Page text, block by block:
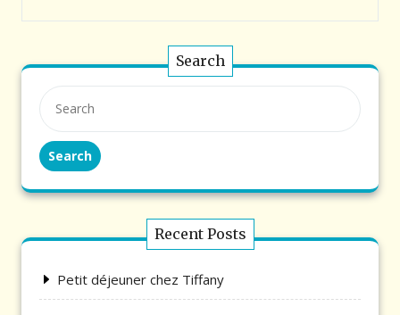
Search
Search
Recent Posts
Petit déjeuner chez Tiffany